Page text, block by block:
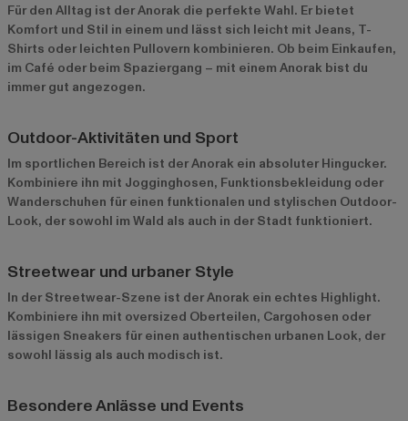
Für den Alltag ist der Anorak die perfekte Wahl. Er bietet
Komfort und Stil in einem und lässt sich leicht mit Jeans, T-
Shirts oder leichten Pullovern kombinieren. Ob beim Einkaufen,
im Café oder beim Spaziergang – mit einem Anorak bist du
immer gut angezogen.
Outdoor-Aktivitäten und Sport
Im sportlichen Bereich ist der Anorak ein absoluter Hingucker.
Kombiniere ihn mit Jogginghosen, Funktionsbekleidung oder
Wanderschuhen für einen funktionalen und stylischen Outdoor-
Look, der sowohl im Wald als auch in der Stadt funktioniert.
Streetwear und urbaner Style
In der Streetwear-Szene ist der Anorak ein echtes Highlight.
Kombiniere ihn mit oversized Oberteilen, Cargohosen oder
lässigen Sneakers für einen authentischen urbanen Look, der
sowohl lässig als auch modisch ist.
Besondere Anlässe und Events